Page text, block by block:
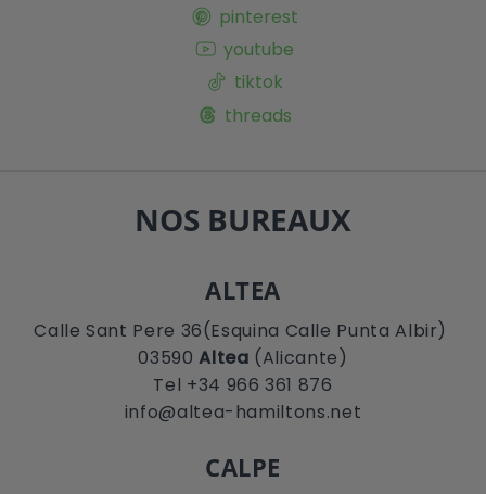
pinterest
youtube
tiktok
threads
NOS BUREAUX
ALTEA
Calle Sant Pere 36(Esquina Calle Punta Albir)
03590Altea (Alicante)
Tel +34 966 361 876
info@altea-hamiltons.net
CALPE